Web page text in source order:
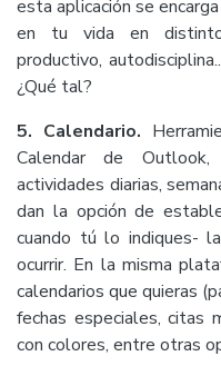
esta aplicación se
en tu vida en
productivo,
¿Qué tal?
5. Calendario.
Calendar de
actividades diarias,
dan la opción de
cuando tú lo indiques-
ocurrir. En la misma
calendarios que quieras
fechas especiales, citas
con colores, entre otras